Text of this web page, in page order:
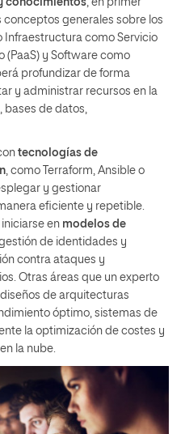
generales sobre los
Infraestructura como Servicio
(PaaS) y Software como
profundizar de forma
y administrar recursos en la
bases de datos,
tecnologías de
, como Terraform, Ansible o
y gestionar
eficiente y repetible.
en modelos de
gestión de identidades y
contra ataques y
Otras áreas que un experto
de arquitecturas
óptimo, sistemas de
la optimización de costes y
la nube.